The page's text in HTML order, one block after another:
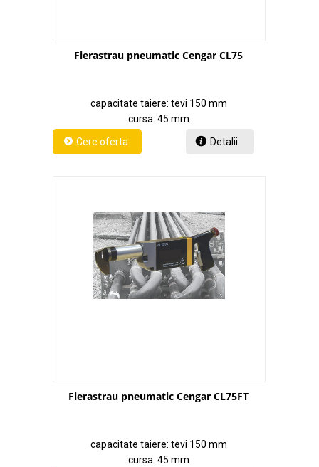
Fierastrau pneumatic Cengar CL75
capacitate taiere: tevi 150 mm
cursa: 45 mm
Detalii
Fierastrau pneumatic Cengar CL75FT
capacitate taiere: tevi 150 mm
cursa: 45 mm